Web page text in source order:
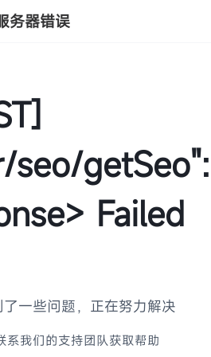
务器错误
getSeo":
Failed
一些问题，正在努力解决
系我们的支持团队获取帮助